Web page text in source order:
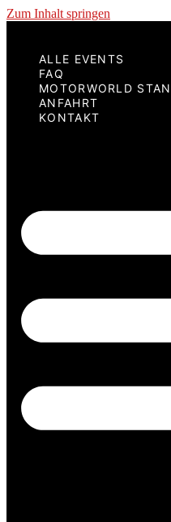
Zum Inhalt springen
ALLE EVENTS
FAQ
MOTORWORLD
ANFAHRT
KONTAKT